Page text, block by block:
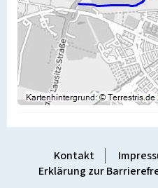
Kontakt
Erklärung zur